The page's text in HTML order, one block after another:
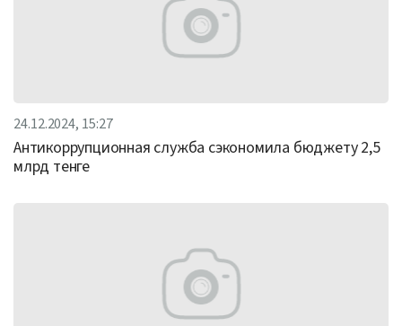
24.12.2024, 15:27
Антикоррупционная служба сэкономила бюджету 2,5
млрд тенге